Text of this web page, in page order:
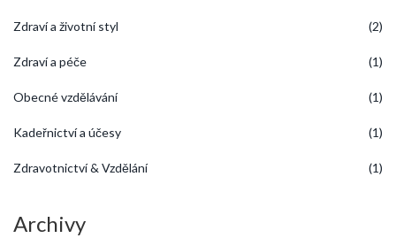
Zdraví a životní styl (2)
Zdraví a péče (1)
Obecné vzdělávání (1)
Kadeřnictví a účesy (1)
Zdravotnictví & Vzdělání (1)
Archivy